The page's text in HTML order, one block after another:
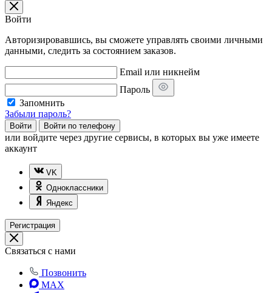
Войти
Авторизировавшись, вы сможете управлять своими личными
данными, следить за состоянием заказов.
Email или никнейм
Пароль
Запомнить
Забыли пароль?
Войти Войти по телефону
или войдите через другие сервисы, в которых вы уже имеете
аккаунт
VK
Одноклассники
Яндекс
Регистрация
Связаться с нами
Позвонить
MAX